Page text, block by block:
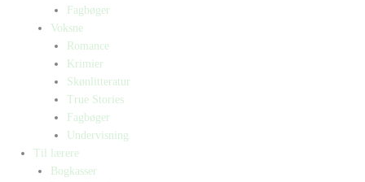
Fagbøger
Voksne
Romance
Krimier
Skønlitteratur
True Stories
Fagbøger
Undervisning
Til lærere
Bogkasser